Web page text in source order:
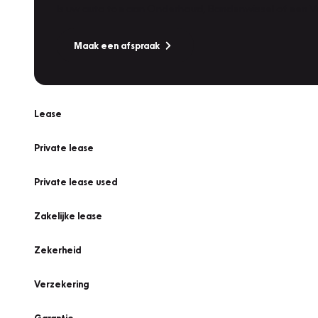
Maak een afspraak
Lease
Private lease
Private lease used
Zakelijke lease
Zekerheid
Verzekering